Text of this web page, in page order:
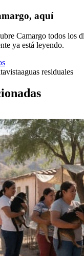
aquí
Camargo todos los
ya está leyendo.
aguas residuales